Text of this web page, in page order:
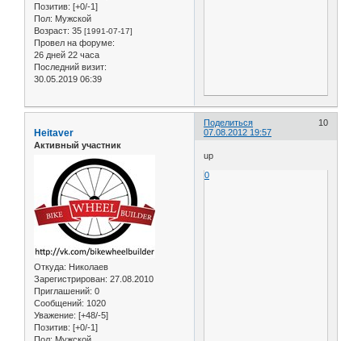
Позитив: [+0/-1]
Пол: Мужской
Возраст: 35 [1991-07-17]
Провел на форуме:
26 дней 22 часа
Последний визит:
30.05.2019 06:39
Поделиться
10
07.08.2012 19:57
Heitaver
Активный участник
Откуда: Николаев
Зарегистрирован: 27.08.2010
Приглашений: 0
Сообщений: 1020
Уважение: [+48/-5]
Позитив: [+0/-1]
up
0